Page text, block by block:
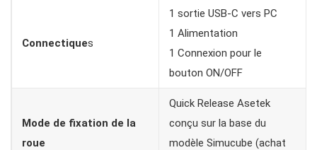
Connectiques
1 sortie USB-C vers PC
1 Alimentation
1 Connexion pour le
bouton ON/OFF
Mode de fixation de la
roue
Quick Release Asetek
conçu sur la base du
modèle Simucube (achat